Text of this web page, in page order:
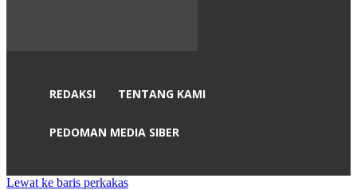
REDAKSI TENTANG KAMI
PEDOMAN MEDIA SIBER
Lewat ke baris perkakas